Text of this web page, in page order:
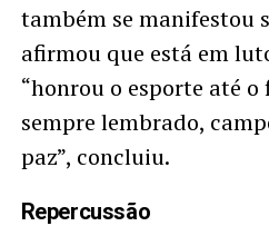
também se manifestou
afirmou que está em
“honrou o esporte até o
sempre lembrado,
paz”, concluiu.
Repercussão